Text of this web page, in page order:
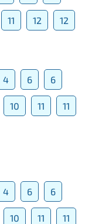
11 12
12
4 6 6
10 11 11
4 6 6
10 11
11